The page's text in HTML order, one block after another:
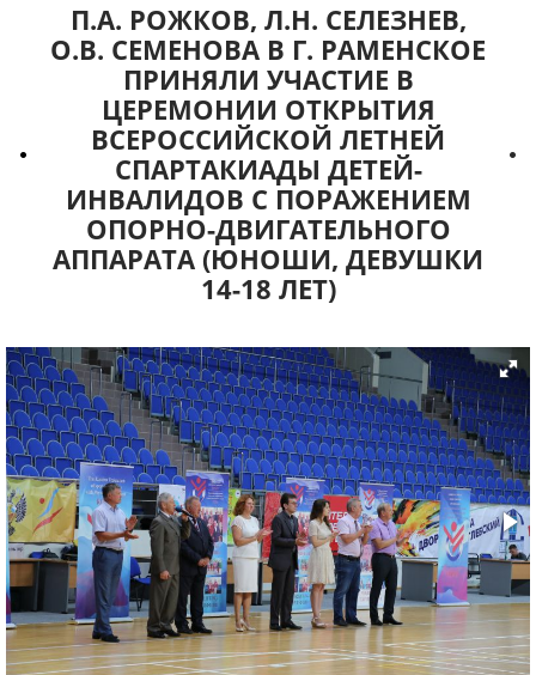
П.А. РОЖКОВ, Л.Н. СЕЛЕЗНЕВ,
О.В. СЕМЕНОВА В Г. РАМЕНСКОЕ
ПРИНЯЛИ УЧАСТИЕ В
ЦЕРЕМОНИИ ОТКРЫТИЯ
ВСЕРОССИЙСКОЙ ЛЕТНЕЙ
СПАРТАКИАДЫ ДЕТЕЙ-
ИНВАЛИДОВ С ПОРАЖЕНИЕМ
ОПОРНО-ДВИГАТЕЛЬНОГО
АППАРАТА (ЮНОШИ, ДЕВУШКИ
14-18 ЛЕТ)